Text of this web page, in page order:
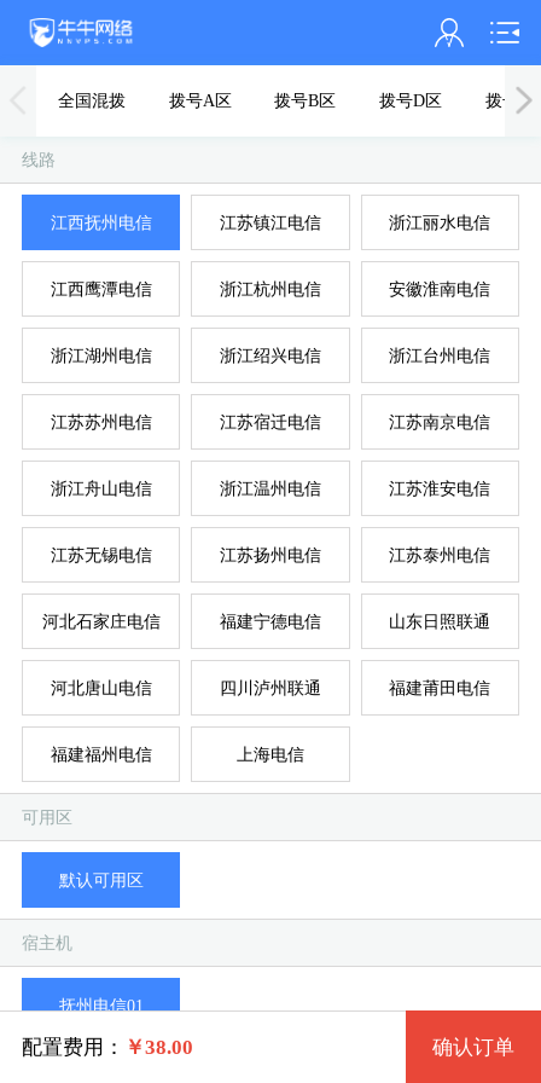
混
全
全
全
全
超
会员名：
充值
订单管理
进入控制台
退出
全国混拨 拨号A区 拨号B区 拨号D区 拨号F
线路
江西抚州电信 江苏镇江电信 浙江丽水电信
江西鹰潭电信 浙江杭州电信 安徽淮南电信
浙江湖州电信 浙江绍兴电信 浙江台州电信
江苏苏州电信 江苏宿迁电信 江苏南京电信
浙江舟山电信 浙江温州电信 江苏淮安电信
江苏无锡电信 江苏扬州电信 江苏泰州电信
河北石家庄电信 福建宁德电信 山东日照联通
河北唐山电信 四川泸州联通 福建莆田电信
福建福州电信 上海电信
可用区
默认可用区
宿主机
抚州电信01
剩余59台
规格
拨号Y区套餐三 362 4核 2G
Windows
系统版本
Win 764 流畅版 (1G以上)
Win 2003
Win 732 完整版 (1G以上)
配置费用： ￥38.00 确认订单